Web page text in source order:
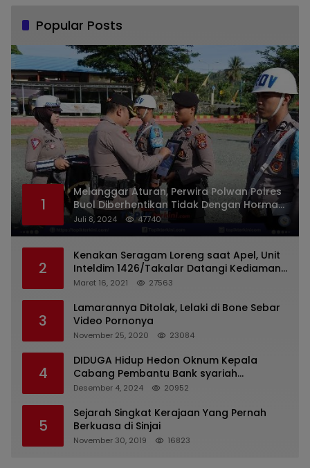
Popular Posts
1
Melanggar Aturan, Perwira Polwan Polres
Buol Diberhentikan Tidak Dengan Hormat
Dari Dinas Kepolisian
Juli 8, 2024 47740
2
Kenakan Seragam Loreng saat Apel, Unit
Inteldim 1426/Takalar Datangi Kediaman
Kasatpol PP
Maret 16, 2021 27563
3
Lamarannya Ditolak, Lelaki di Bone Sebar
Video Pornonya
November 25, 2020 23084
4
DIDUGA Hidup Hedon Oknum Kepala
Cabang Pembantu Bank syariah
Indonesia Unit Hasan Basri di Banjarmasin
Milyaran Rupiah dan Bilyet Giro Tidak
Terdaftar, OJK Kalsel : Bertemu Tanggal 11
Desember 4, 2024 20952
5
Sejarah Singkat Kerajaan Yang Pernah
Berkuasa di Sinjai
November 30, 2019 16823